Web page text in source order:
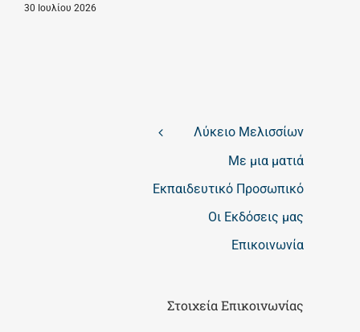
30 Ιουλίου 2026
Λύκειο Μελισσίων
Με μια ματιά
Εκπαιδευτικό Προσωπικό
Οι Εκδόσεις μας
Επικοινωνία
Στοιχεία Επικοινωνίας